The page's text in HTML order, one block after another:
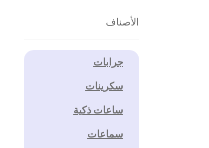
الأصناف
جرابات
سكرينات
ساعات ذكية
سماعات